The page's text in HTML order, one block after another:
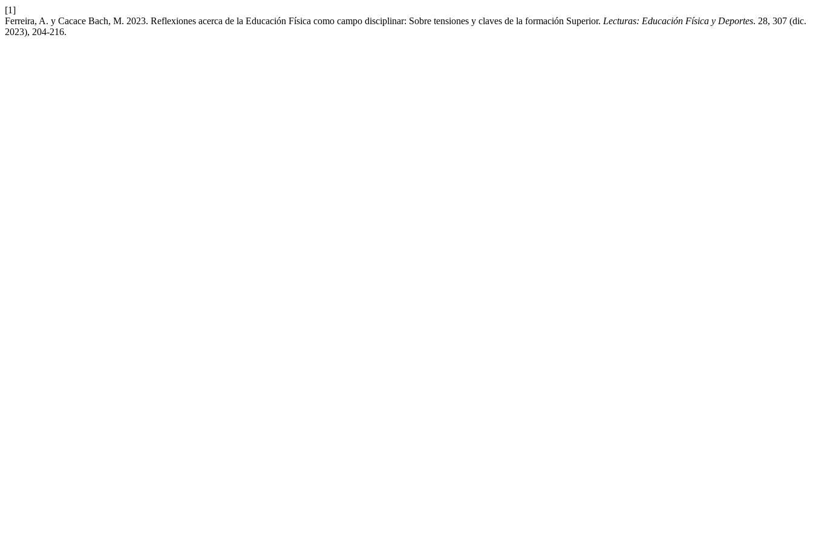
[1]
Ferreira, A. y Cacace Bach, M. 2023. Reflexiones acerca de la Educación Física como campo disciplinar: Sobre tensiones y claves de la formación Superior. Lecturas: Educación Física y Deportes. 28, 307 (dic.
2023), 204-216.